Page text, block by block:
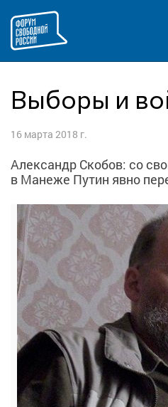
содержимому
Выборы и
16 марта 2018 г.
Александр Скобов: со
в Манеже Путин явно